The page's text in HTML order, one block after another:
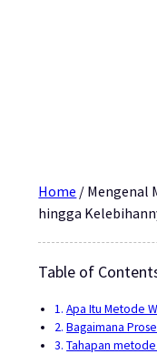
Home / Mengenal
hingga
Table of
Apa Itu Metode
Bagaimana
Tahapan